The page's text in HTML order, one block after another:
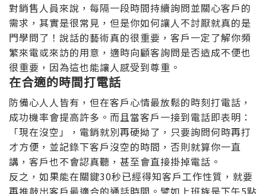
對銷售人員來說，每隔一段時間持續詢問並關心客戶的
需求，其實是很常見，但是你如何讓人不討厭就真的是
門學問了！說話的藝術真的很重要，客戶一定了解你頻
繁來電或來訪的用意，適時向顧客詢問是否造成不便也
很重要，因為這也能讓人感受到尊重。
在合適的時間打電話
防備心人人皆有，但在客戶心情最放鬆的時刻打電話，
成功機率會提高許多。而且當客戶一接到電話即表明：
「現在沒空」，電銷就別再硬拗了，只要詢問何時再打
才方便，並記錄下客戶沒空的時間，否則就算你一直
講，客戶也不會認真聽，甚至會直接掛掉電話。
反之，如果能在關鍵30秒已經得知客戶工作性質，就要